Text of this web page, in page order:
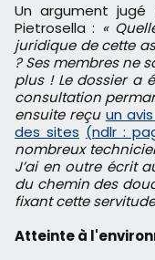
Un argument jugé
Pietrosella : «
juridique de cette
? Ses membres ne
plus ! Le dossier a
consultation
ensuite reçu un
des sites (ndlr :
nombreux
J’ai en outre écrit
du chemin des
fixant cette
Atteinte à